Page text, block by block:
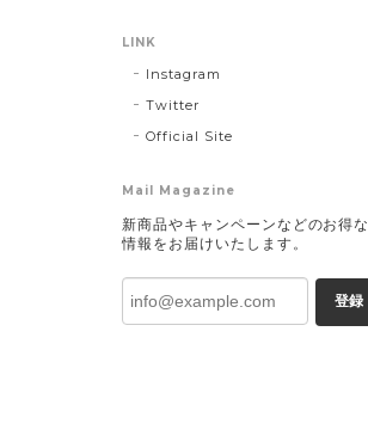
LINK
Instagram
Twitter
Official Site
Mail Magazine
新商品やキャンペーンなどのお得な
情報をお届けいたします。
登録